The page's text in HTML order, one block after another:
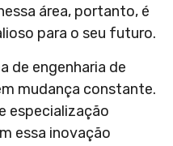
área, portanto, é
para o seu futuro.
de engenharia de
mudança constante.
especialização
essa inovação